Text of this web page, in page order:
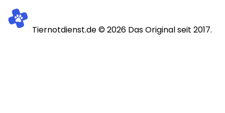
Tiernotdienst.de ©2026 Das Original seit 2017.